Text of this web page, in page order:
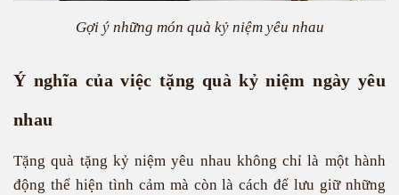
Gợi ý những món quà kỷ niệm yêu nhau
Ý nghĩa của việc tặng quà kỷ niệm ngày yêu
nhau
Tặng quà tặng kỷ niệm yêu nhau không chỉ là một hành
động thể hiện tình cảm mà còn là cách để lưu giữ những